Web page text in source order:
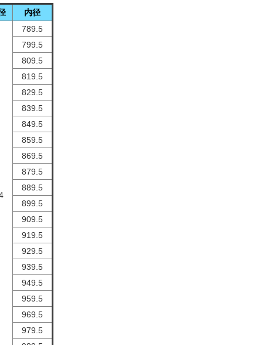
内径
789.5
799.5
809.5
819.5
829.5
839.5
849.5
859.5
869.5
879.5
889.5
899.5
909.5
919.5
929.5
939.5
949.5
959.5
969.5
979.5